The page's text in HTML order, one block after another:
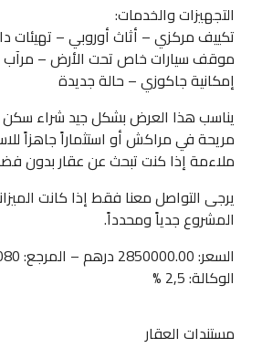
التجهيزات والخدمات:
تكييف مركزي – أثاث أوروبي – تهيئات
موقف سيارات خاص تحت الأرض – مرآب
إمكانية جاكوزي – حالة جديدة
يناسب هذا العرض بشكل جيد شراء سكن
مريحة في مراكش أو استثماراً جاهزاً
ملاءمة إذا كنت تبحث عن عقار بدون
يرجى التواصل معنا فقط إذا كانت
المشروع جدياً ومحدداً.
الوكالة: 2,5 %
مستندات العقار